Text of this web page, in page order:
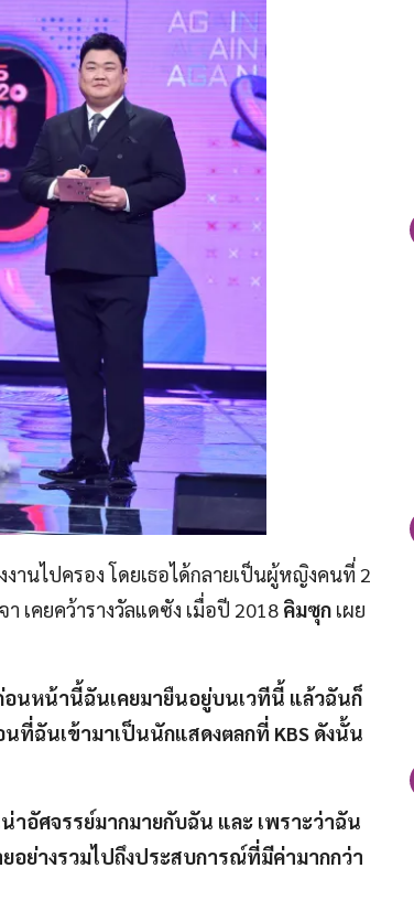
านไปครอง โดยเธอได้กลายเป็นผู้หญิงคนที่ 2
เคยคว้ารางวัลแดซัง เมื่อปี 2018 คิมซุก เผย
อนหน้านี้ฉันเคยมายืนอยู่บนเวทีนี้ แล้วฉันก็
นที่ฉันเข้ามาเป็นนักแสดงตลกที่ KBS ดังนั้น
าอัศจรรย์มากมายกับฉัน และ เพราะว่าฉัน
อย่างรวมไปถึงประสบการณ์ที่มีค่ามากกว่า